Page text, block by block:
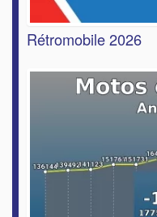
Rétromobile 2026